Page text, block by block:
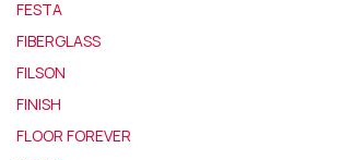
FESTA
FIBERGLASS
FILSON
FINISH
FLOOR FOREVER